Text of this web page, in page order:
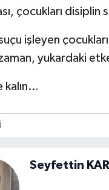
çocukları disiplin
işleyen
yukardaki
kalın…
Seyfettin